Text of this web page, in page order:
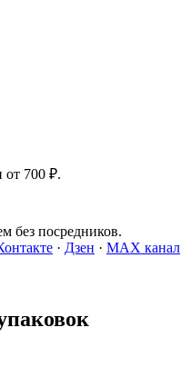
от 700 ₽.
без посредников.
· Дзен · MAX канал